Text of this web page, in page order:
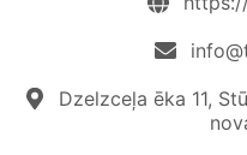
Dzelzceļa ēka 11,